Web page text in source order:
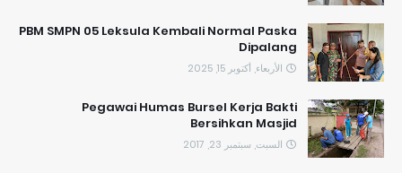
PBM SMPN 05 Leksula Kembali Normal Paska
Dipalang
الأربعاء, أكتوبر 15, 2025
Pegawai Humas Bursel Kerja Bakti
Bersihkan Masjid
السبت, سبتمبر 23, 2017